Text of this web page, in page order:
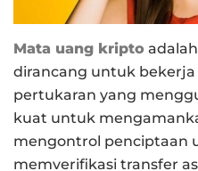
Mata uang kripto
dirancang untuk bekerja
pertukaran yang
kuat untuk
mengontrol penciptaan
memverifikasi transfer